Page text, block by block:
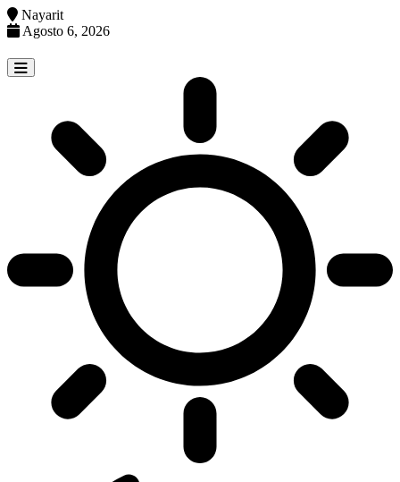
Nayarit
Agosto 6, 2026
to
content